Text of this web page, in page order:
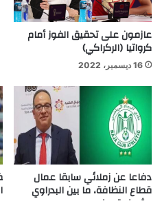
عازمون على تحقيق الفوز أمام
كرواتيا (الركراكي)
16 ديسمبر، 2022
دفاعا عن زملائي سابقا عمال
قطاع النظافة، ما بين البدراوي